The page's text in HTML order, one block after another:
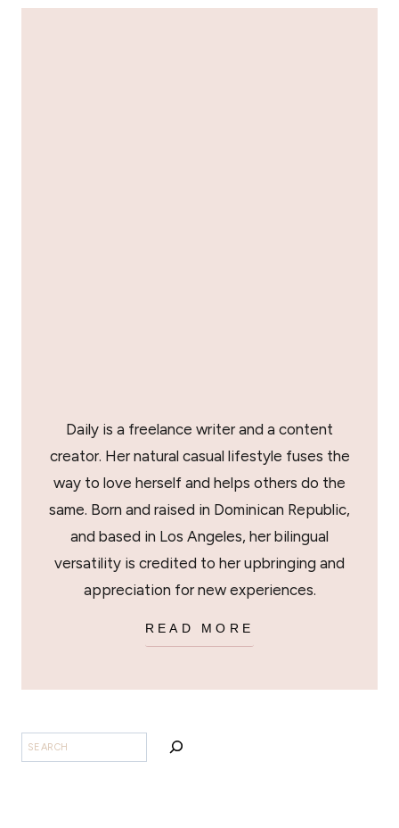
Daily is a freelance writer and a content
creator. Her natural casual lifestyle fuses the
way to love herself and helps others do the
same. Born and raised in Dominican Republic,
and based in Los Angeles, her bilingual
versatility is credited to her upbringing and
appreciation for new experiences.
READ MORE